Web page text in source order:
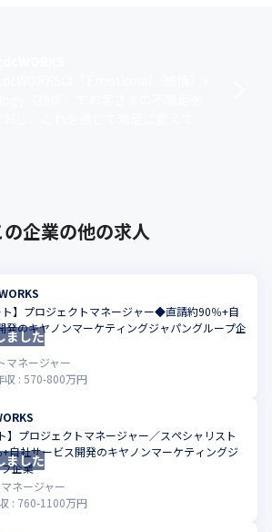
の企業の他の求人
ト】プロジェクトマネージャー◆直請約90％+自
発のキヤノンマーケティングジャパングループ企
マネージャー
収 : 570-800万円
ました
】プロジェクトマネージャー／スペシャリスト
自社サービス開発のキヤノンマーケティングジ
企業
ネージャー
: 760-1100万円
ました